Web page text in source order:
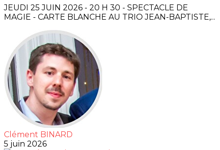
JEUDI 25 JUIN 2026 - 20 H 30 - SPECTACLE DE
MAGIE - CARTE BLANCHE AU TRIO JEAN-BAPTISTE,...
Clément BINARD
5 juin 2026